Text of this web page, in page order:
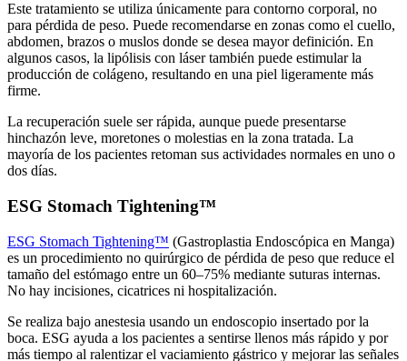
Este tratamiento se utiliza únicamente para contorno corporal, no
para pérdida de peso. Puede recomendarse en zonas como el cuello,
abdomen, brazos o muslos donde se desea mayor definición. En
algunos casos, la lipólisis con láser también puede estimular la
producción de colágeno, resultando en una piel ligeramente más
firme.
La recuperación suele ser rápida, aunque puede presentarse
hinchazón leve, moretones o molestias en la zona tratada. La
mayoría de los pacientes retoman sus actividades normales en uno o
dos días.
ESG Stomach Tightening™
ESG Stomach Tightening™ (Gastroplastia Endoscópica en Manga)
es un procedimiento no quirúrgico de pérdida de peso que reduce el
tamaño del estómago entre un 60–75% mediante suturas internas.
No hay incisiones, cicatrices ni hospitalización.
Se realiza bajo anestesia usando un endoscopio insertado por la
boca. ESG ayuda a los pacientes a sentirse llenos más rápido y por
más tiempo al ralentizar el vaciamiento gástrico y mejorar las señales